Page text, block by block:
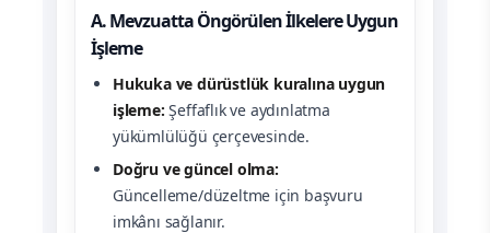
A. Mevzuatta Öngörülen İlkelere Uygun
İşleme
Hukuka ve dürüstlük kuralına uygun
işleme: Şeffaflık ve aydınlatma
yükümlülüğü çerçevesinde.
Doğru ve güncel olma:
Güncelleme/düzeltme için başvuru
imkânı sağlanır.